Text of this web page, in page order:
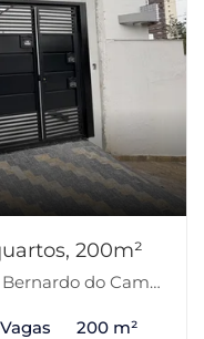
200m²
do Campo-SP
200 m²